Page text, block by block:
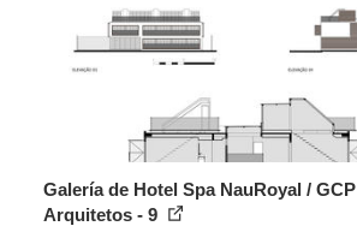
Galería de Hotel Spa NauRoyal / GCP
Arquitetos - 9